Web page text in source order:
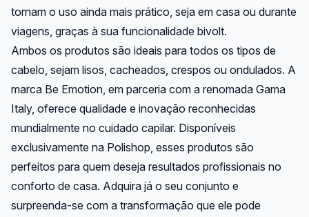
tornam o uso ainda mais prático, seja em casa ou durante
viagens, graças à sua funcionalidade bivolt.
Ambos os produtos são ideais para todos os tipos de
cabelo, sejam lisos, cacheados, crespos ou ondulados. A
marca Be Emotion, em parceria com a renomada Gama
Italy, oferece qualidade e inovação reconhecidas
mundialmente no cuidado capilar. Disponíveis
exclusivamente na Polishop, esses produtos são
perfeitos para quem deseja resultados profissionais no
conforto de casa. Adquira já o seu conjunto e
surpreenda-se com a transformação que ele pode